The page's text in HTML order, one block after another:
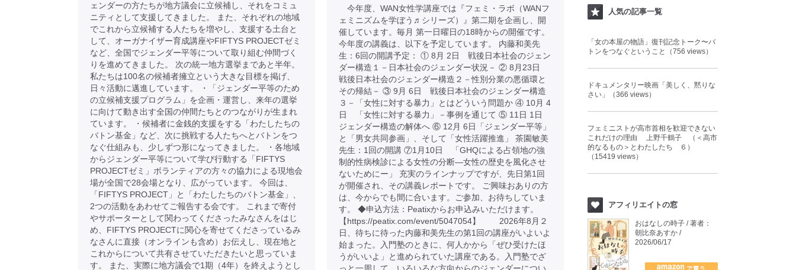
ェンダーの方たちが地方議会に立候補し、それをコミュ
ニティとして支援してきました。 また、それぞれの地域
でこれから立候補する人たちを増やし、支援する土台と
して、オーガナイザー育成講座やFIFTYS PROJECTゼミ
など、全国でジェンダー平等について取り組む仲間づく
りを進めてきました。 次の統一地方選挙まであと半年。
私たちは100名の候補者擁立という大きな目標を掲げ、
日々活動に邁進しています。 ・「ジェンダー平等のため
の立候補支援プログラム」を企画・運営し、来年の選挙
に向けて動き出す全国の仲間たちとのつながりが生まれ
ています。 ・候補者に金銭的支援をする「わたしたちの
バトン基金」など、次に挑戦する人たちへとバトンをつ
なぐ仕組みも、少しずつ形になってきました。 ・各地域
からジェンダー平等について学び行動する「FIFTYS
PROJECTゼミ」ボランティアの方々の協力による現地会
場が全国で28会場となり、広がっています。 今回は、
「FIFTYS PROJECT」と「わたしたちのバトン基金」、
2つの活動をあわせてご報告する会です。 これまで寄付
やサポーターとして関わってくださったみなさんをはじ
め、FIFTYS PROJECTに関心を寄せてくださっているみ
なさんに直接（オンラインも含め）お伝えし、現在地と
これからについて共有させていただきたいと思っていま
す。 また、実際に地方議会で1期（4年）を終えようとし
今年度、WAN女性学講座では『フェミ・ラボ（WANフ
ェミニズムを学ぼう♬シリーズ）』第二期を企画し、開
催しています。毎月 第一日曜日の18時からの開催です。
今年度の講義は、以下を予定しています。 内藤和美先
生：6回の開講予定： ① 8月 2日 戦後日本社会のジェン
ダー構造１－日本社会のジェンダー状況－ ② 8月23日
戦後日本社会のジェンダー構造２－性別分業の悪循環と
その帰結－ ③ 9月 6日 戦後日本社会のジェンダー構造
３－「女性に対する暴力」とはどういう問題か ④ 10月 4
日 「女性に対する暴力」－事例を通じて ⑤ 11日 1日
ジェンダー構造の解体へ ⑥ 12月 6日「ジェンダー平等」
と「男女共同参画」、そして「女性活躍推進」 茶園敏美
先生：1回の開講 ⑦1月10日 「GHQによる占領地の強
制的性病検診による女性の分断―女性の歴史を風化させ
ないためにー」 充実のラインナップですが、先日第1回
が開催され、その講義レポートです。 ご興味おありの方
は、今からでも間に合います。ご参加、お待ちしていま
す。 ◆申込方法：Peatixからお申込みいただけます。
【https://peatix.com/event/5047054】 2026年8月２
日、待ちに待った内藤和美先生の第1回の講座がいよいよ
始まった。入門塾のときに、何人かから「ぜひ受けたほ
うがいいよ」と進められていた講座である。入門塾でざ
人気の記事一覧
「女の本屋の物語」復刊記念トーク〜バ
トンをつなぐということ（756 views）
ドキュメンタリー映画「美しく、黙りな
さい」（366 views）
フェミニストが高市首相を歓迎できない
これだけの理由 上野千鶴子 （＜高市
的なるもの＞とわたしたち ６）
（15419 views）
アフィリエイトの窓
おはなしの時子 / 著者：
朝比奈あすか /
2026/06/17